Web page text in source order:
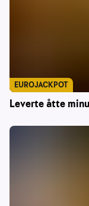
Leverte åtte
EUROJACKPOT